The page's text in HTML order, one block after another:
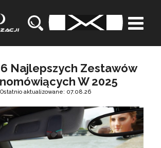
Najlepszych Zestawów
W 2025
Ostatnio aktualizowane: 07.08.26